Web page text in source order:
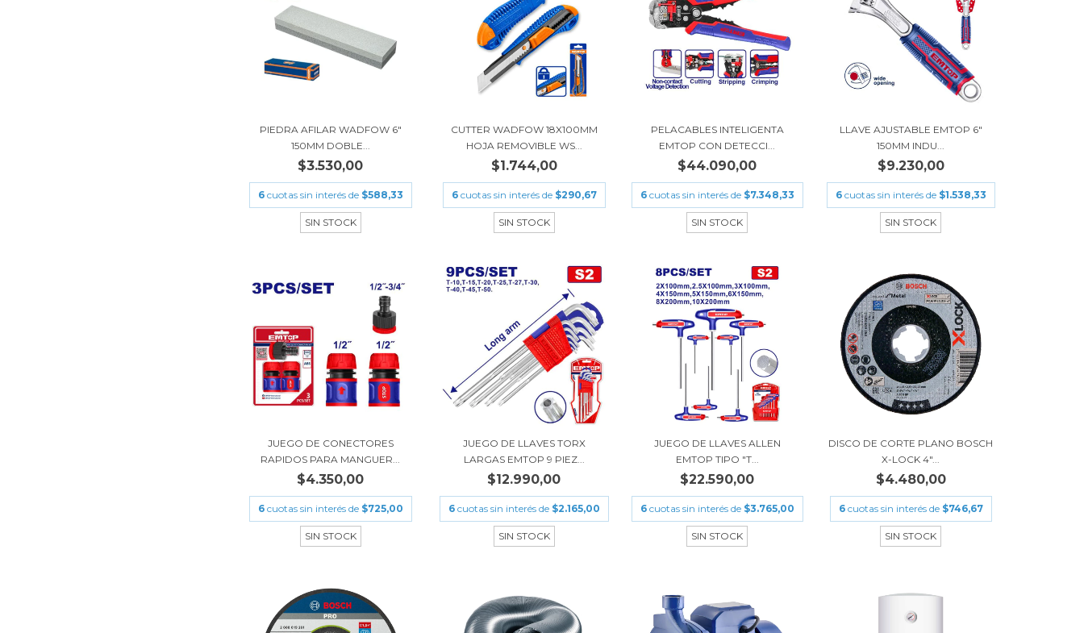
PIEDRA AFILAR WADFOW 6"
150MM DOBLE...
$3.530,00
6 cuotas sin interés de $588,33
SIN STOCK
CUTTER WADFOW 18X100MM
HOJA REMOVIBLE WS...
$1.744,00
6 cuotas sin interés de $290,67
SIN STOCK
PELACABLES INTELIGENTA
EMTOP CON DETECCI...
$44.090,00
6 cuotas sin interés de $7.348,33
SIN STOCK
LLAVE AJUSTABLE EMTOP 6"
150MM INDU...
$9.230,00
6 cuotas sin interés de $1.538,33
SIN STOCK
JUEGO DE CONECTORES
RAPIDOS PARA MANGUER...
$4.350,00
6 cuotas sin interés de $725,00
SIN STOCK
JUEGO DE LLAVES TORX
LARGAS EMTOP 9 PIEZ...
$12.990,00
6 cuotas sin interés de $2.165,00
SIN STOCK
JUEGO DE LLAVES ALLEN
EMTOP TIPO "T...
$22.590,00
6 cuotas sin interés de $3.765,00
SIN STOCK
DISCO DE CORTE PLANO BOSCH
X-LOCK 4"...
$4.480,00
6 cuotas sin interés de $746,67
SIN STOCK